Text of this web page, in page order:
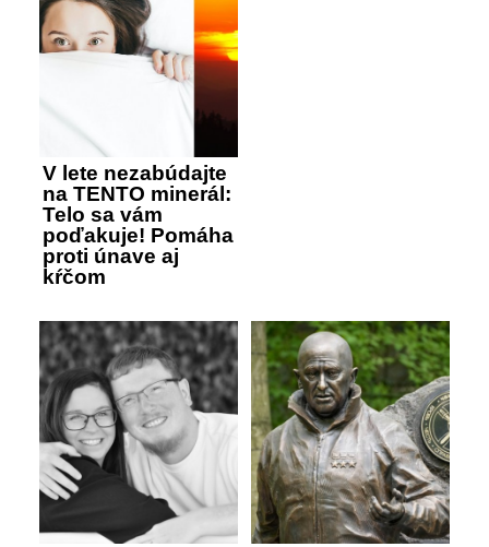
V lete nezabúdajte
na TENTO minerál:
Telo sa vám
poďakuje! Pomáha
proti únave aj
kŕčom